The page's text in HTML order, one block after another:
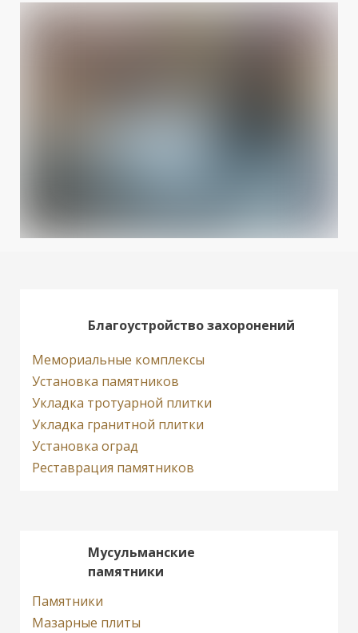
Благоустройство захоронений
Мемориальные комплексы
Установка памятников
Укладка тротуарной плитки
Укладка гранитной плитки
Установка оград
Реставрация памятников
Мусульманские
памятники
Памятники
Мазарные плиты